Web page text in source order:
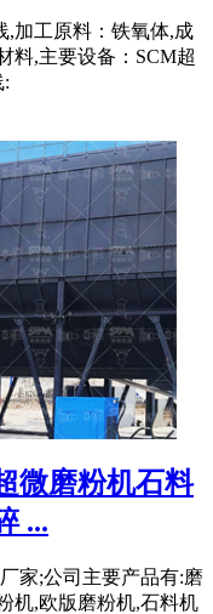
,加工原料：铁氧体,成
料,主要设备：SCM超
:
微磨粉机石料
...
家;公司主要产品有:磨
机,欧版磨粉机,石料机